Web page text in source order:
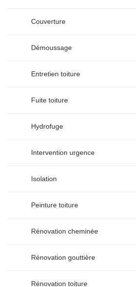
Couverture
Démoussage
Entretien toiture
Fuite toiture
Hydrofuge
Intervention urgence
Isolation
Peinture toiture
Rénovation cheminée
Rénovation gouttière
Rénovation toiture